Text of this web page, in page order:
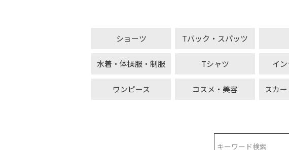
ショーツ Tバック・スパッツ
水着・体操服・制服 Tシャツ イ
ワンピース コスメ・美容 スカ